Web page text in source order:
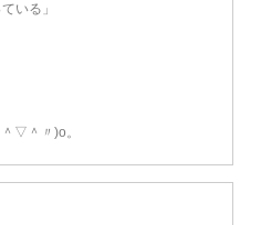
いる」
▽＾〃)o。